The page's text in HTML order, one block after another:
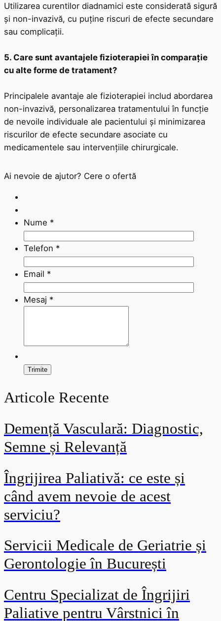
Utilizarea curentilor diadnamici este considerată sigură
și non-invazivă, cu puține riscuri de efecte secundare
sau complicații.
5. Care sunt avantajele fizioterapiei în comparație
cu alte forme de tratament?
Principalele avantaje ale fizioterapiei includ abordarea
non-invazivă, personalizarea tratamentului în funcție
de nevoile individuale ale pacientului și minimizarea
riscurilor de efecte secundare asociate cu
medicamentele sau intervențiile chirurgicale.
Ai nevoie de ajutor? Cere o ofertă
Nume *
Telefon *
Email *
Mesaj *
Articole Recente
Demență Vasculară: Diagnostic,
Semne și Relevanță
Îngrijirea Paliativă: ce este și
când avem nevoie de acest
serviciu?
Servicii Medicale de Geriatrie și
Gerontologie în București
Centru Specializat de Îngrijiri
Paliative pentru Vârstnici în